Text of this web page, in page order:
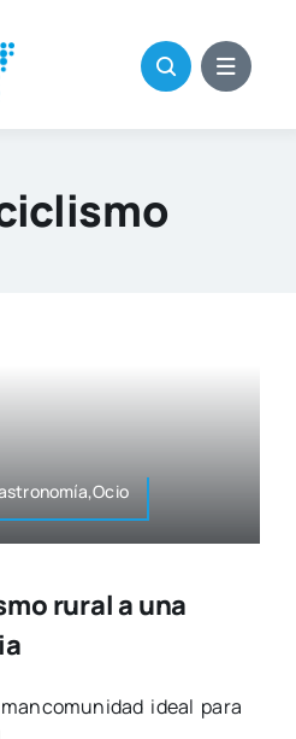
rural a una
ideal para